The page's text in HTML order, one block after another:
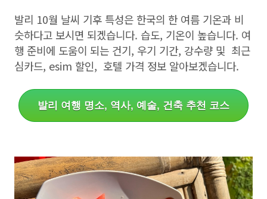
발리 10월 날씨 기후 특성은 한국의 한 여름 기온과 비
슷하다고 보시면 되겠습니다. 습도, 기온이 높습니다. 여
행 준비에 도움이 되는 건기, 우기 기간, 강수량 및 최근
심카드, esim 할인, 호텔 가격 정보 알아보겠습니다.
발리 여행 명소, 역사, 예술, 건축 추천 코스